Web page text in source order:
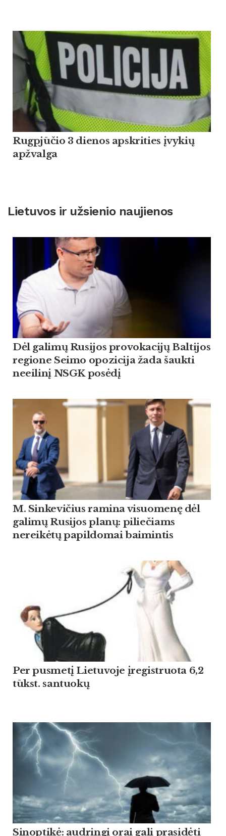
Rugpjūčio 3 dienos apskrities įvykių
apžvalga
Lietuvos ir užsienio naujienos
Dėl galimų Rusijos provokacijų Baltijos
regione Seimo opozicija žada šaukti
neeilinį NSGK posėdį
M. Sinkevičius ramina visuomenę dėl
galimų Rusijos planų: piliečiams
nereikėtų papildomai baimintis
Per pusmetį Lietuvoje įregistruota 6,2
tūkst. santuokų
Sinoptikė: audringi orai gali prasidėti